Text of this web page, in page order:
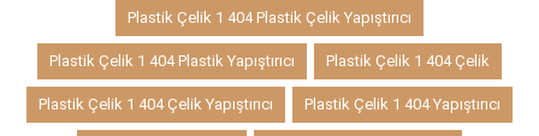
Plastik Çelik 1 404 Plastik Çelik Yapıştırıcı
Plastik Çelik 1 404 Plastik Yapıştırıcı Plastik Çelik 1 404 Çelik
Plastik Çelik 1 404 Çelik Yapıştırıcı Plastik Çelik 1 404 Yapıştırıcı